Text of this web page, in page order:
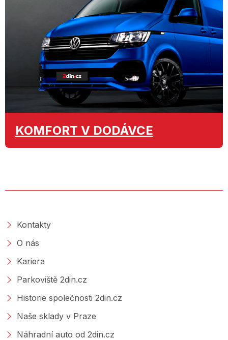
KOMFORT V DODÁVCE
Kontakty
O nás
Kariera
Parkoviště 2din.cz
Historie společnosti 2din.cz
Naše sklady v Praze
Náhradní auto od 2din.cz